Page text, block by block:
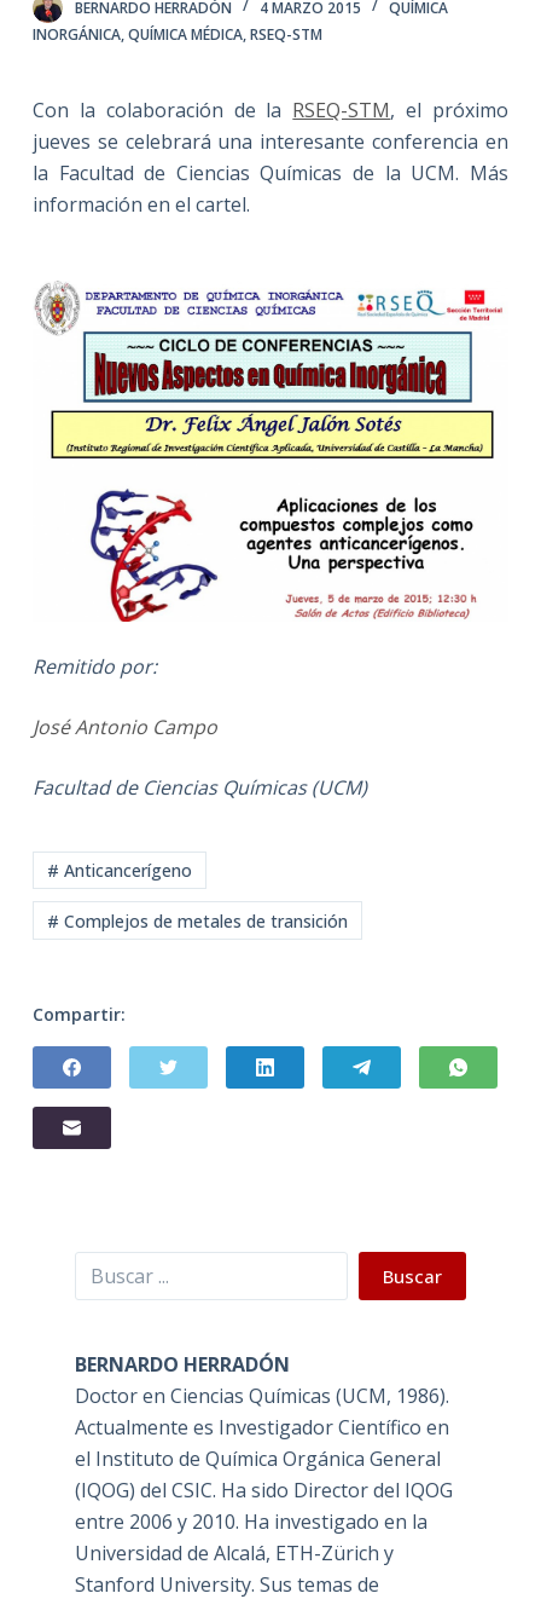
BERNARDO HERRADÓN 4 MARZO 2015
QUÍMICA
INORGÁNICA,QUÍMICA MÉDICA,RSEQ-STM
Con la colaboración de la RSEQ-STM, el próximo
jueves se celebrará una interesante conferencia en
la Facultad de Ciencias Químicas de la UCM. Más
información en el cartel.
Remitido por:
José Antonio Campo
Facultad de Ciencias Químicas (UCM)
# Anticancerígeno
# Complejos de metales de transición
Compartir:
Buscar Buscar
BERNARDO HERRADÓN
Doctor en Ciencias Químicas (UCM, 1986).
Actualmente es Investigador Científico en
el Instituto de Química Orgánica General
(IQOG) del CSIC. Ha sido Director del IQOG
entre 2006 y 2010. Ha investigado en la
Universidad de Alcalá, ETH-Zürich y
Stanford University. Sus temas de